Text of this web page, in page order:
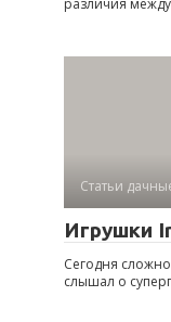
Статьи
Игрушки
Сегодня
слышал о